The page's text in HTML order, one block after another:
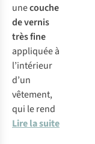
unecouche
de vernis
très fine
appliquée à
l’intérieur
d’un
vêtement,
qui le rend
Lire la suite